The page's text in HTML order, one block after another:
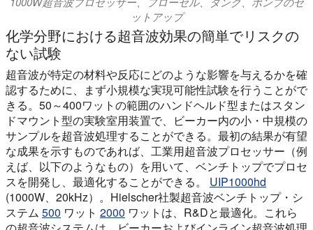
ットアップ
化学分野における超音波効果の簡単でリスクの
ない試験
超音波が特定の材料や反応にどのような影響を与えるかを確
認するために、まず小規模な実現可能性試験を行うことがで
きる。50～400ワットの範囲のハンドヘルド型またはスタン
ドマウント型の実験室用装置で、ビーカー内の小・中規模の
サンプルを超音波処理することができる。最初の結果が有望
な成果を示すものであれば、工業用超音波プロセッサー（例
えば、以下のようなもの）を用いて、ベンチトップでプロセ
スを開発し、最適化することができる。 UIP1000hd
(1000W、20kHz）。Hielscher社製超音波ベンチトップ・シ
ステム 500 ワット 2000 ワットは、R&Dと最適化。これら